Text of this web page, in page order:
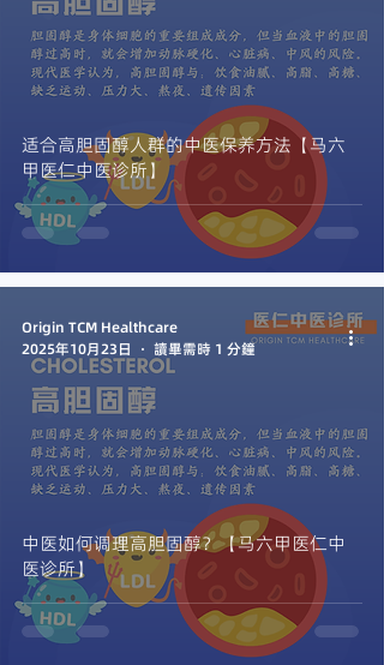
适合高胆固醇人群的中医保养方法【马六
甲医仁中医诊所】
中医如何调理高胆固醇？【马六甲医仁中
医诊所】
Origin TCM Healthcare
2025年10月23日
讀畢需時 1 分鐘